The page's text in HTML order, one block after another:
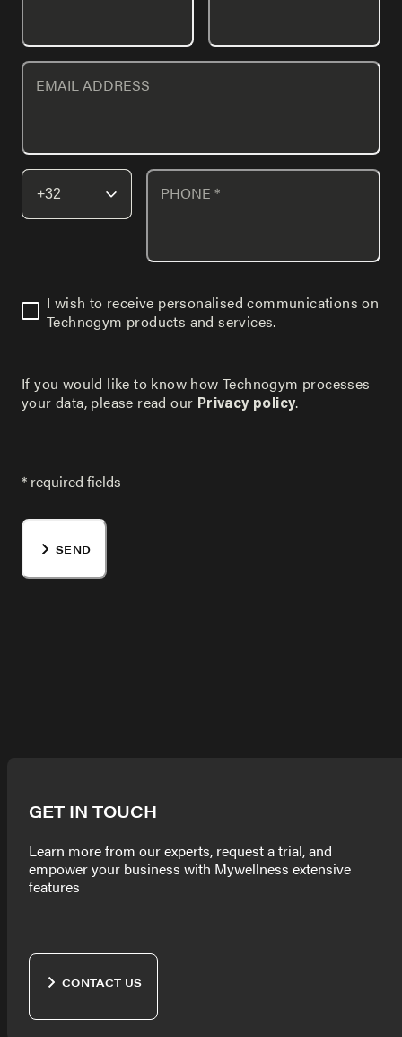
EMAIL ADDRESS
PHONE *
I wish to receive personalised communications on
Technogym products and services.
If you would like to know how Technogym processes
your data, please read our Privacy policy.
* required fields
SEND
GET IN TOUCH
Learn more from our experts, request a trial, and
empower your business with Mywellness extensive
features
CONTACT US